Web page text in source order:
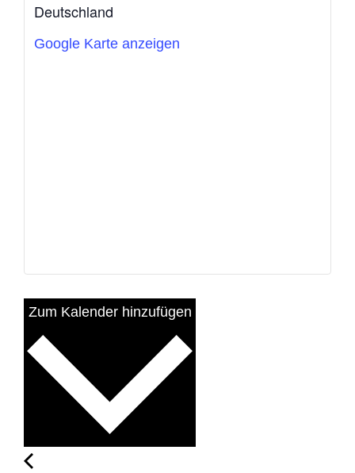
Deutschland
Google Karte anzeigen